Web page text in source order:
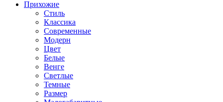
Прихожие
Стиль
Классика
Современные
Модерн
Цвет
Белые
Венге
Светлые
Темные
Размер